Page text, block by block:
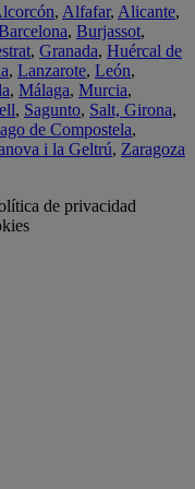
, Alfafar, Alicante,
, Burjassot,
, Granada, Huércal de
, Lanzarote, León,
, Málaga, Murcia,
, Sagunto, Salt, Girona,
de Compostela,
i la Geltrú, Zaragoza
de privacidad